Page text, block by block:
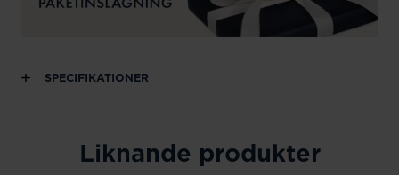
SPECIFIKATIONER
Liknande produkter